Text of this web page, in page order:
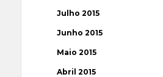
Julho 2015
Junho 2015
Maio 2015
Abril 2015